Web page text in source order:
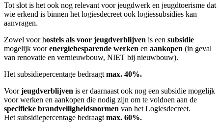
Tot slot is het ook nog relevant voor jeugdwerk en jeugdtoerisme dat
wie erkend is binnen het logiesdecreet ook logiessubsidies kan
aanvragen.
Zowel voor hostels als voor jeugdverblijven is een subsidie
mogelijk voorenergiebesparende werken en aankopen (in geval
van renovatie en vernieuwbouw, NIET bij nieuwbouw).
Het subsidiepercentage bedraagt max. 40%.
Voorjeugdverblijven is er daarnaast ook nog een subsidie mogelijk
voor werken en aankopen die nodig zijn om te voldoen aan de
specifieke brandveiligheidsnormen van het Logiesdecreet.
Het subsidiepercentage bedraagt max. 60%.